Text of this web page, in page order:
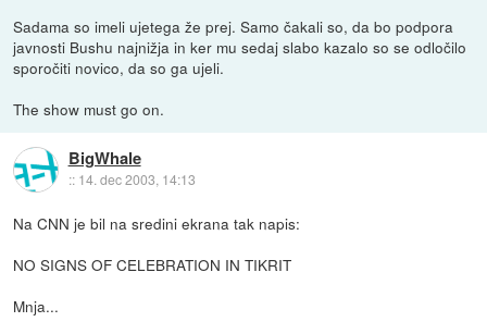
Sadama so imeli ujetega že prej. Samo čakali so, da bo podpora
javnosti Bushu najnižja in ker mu sedaj slabo kazalo so se odločilo
sporočiti novico, da so ga ujeli.
The show must go on.
BigWhale
:: 14. dec 2003, 14:13
Na CNN je bil na sredini ekrana tak napis:
NO SIGNS OF CELEBRATION IN TIKRIT
Mnja...